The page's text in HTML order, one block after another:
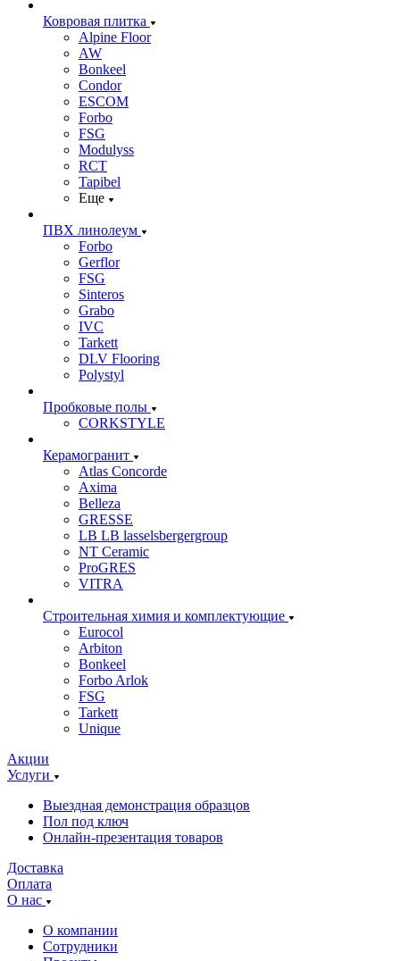
Ковровая плитка
Alpine Floor
AW
Bonkeel
Condor
ESCOM
Forbo
FSG
Modulyss
RCT
Tapibel
Еще
ПВХ линолеум
Forbo
Gerflor
FSG
Sinteros
Grabo
IVC
Tarkett
DLV Flooring
Polystyl
Пробковые полы
CORKSTYLE
Керамогранит
Atlas Concorde
Axima
Belleza
GRESSE
LB LB lasselsbergergroup
NT Ceramic
ProGRES
VITRA
Строительная химия и комплектующие
Eurocol
Arbiton
Bonkeel
Forbo Arlok
FSG
Tarkett
Unique
Акции
Услуги
Выездная демонстрация образцов
Пол под ключ
Онлайн-презентация товаров
Доставка
Оплата
О нас
О компании
Сотрудники